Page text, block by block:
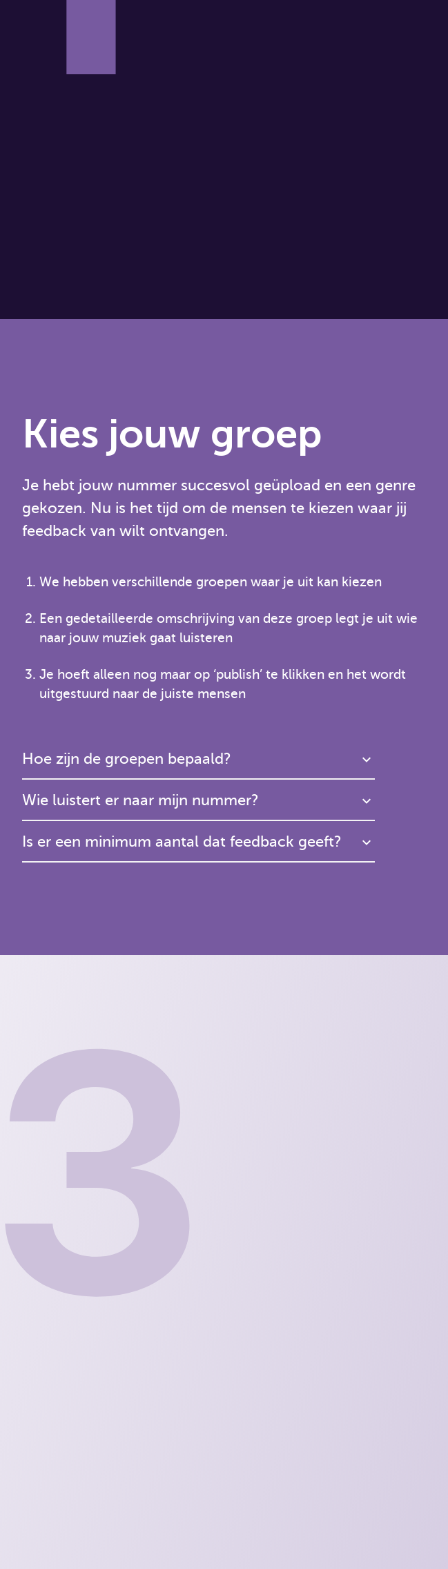
Kies jouw groep
Je hebt jouw nummer succesvol geüpload en een genre
gekozen. Nu is het tijd om de mensen te kiezen waar jij
feedback van wilt ontvangen.
We hebben verschillende groepen waar je uit kan kiezen
Een gedetailleerde omschrijving van deze groep legt je uit wie
naar jouw muziek gaat luisteren
Je hoeft alleen nog maar op ‘publish’ te klikken en het wordt
uitgestuurd naar de juiste mensen
Hoe zijn de groepen bepaald?
Wie luistert er naar mijn nummer?
Is er een minimum aantal dat feedback geeft?